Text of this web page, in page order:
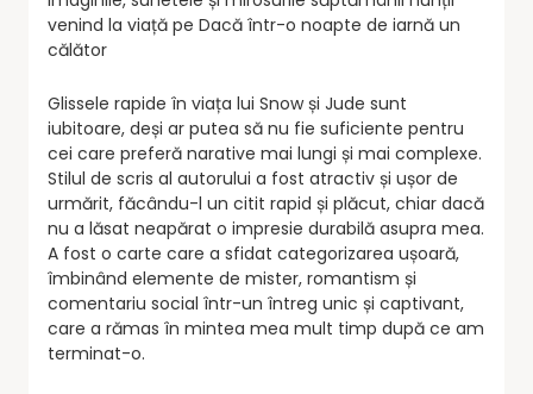
venind la viață pe Dacă într-o noapte de iarnă un
călător
Glissele rapide în viața lui Snow și Jude sunt
iubitoare, deși ar putea să nu fie suficiente pentru
cei care preferă narative mai lungi și mai complexe.
Stilul de scris al autorului a fost atractiv și ușor de
urmărit, făcându-l un citit rapid și plăcut, chiar dacă
nu a lăsat neapărat o impresie durabilă asupra mea.
A fost o carte care a sfidat categorizarea ușoară,
îmbinând elemente de mister, romantism și
comentariu social într-un întreg unic și captivant,
care a rămas în mintea mea mult timp după ce am
terminat-o.